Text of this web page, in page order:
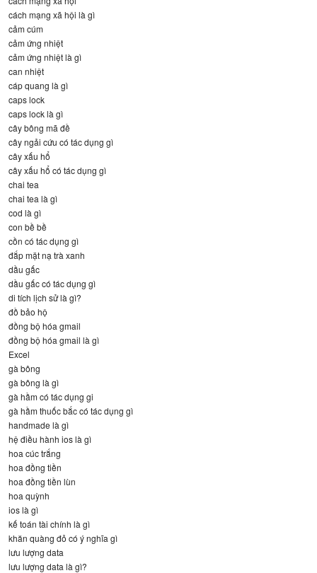
cách mạng xã hội là gì
cảm cúm
cảm ứng nhiệt
cảm ứng nhiệt là gì
can nhiệt
cáp quang là gì
caps lock
caps lock là gì
cây bông mã đề
cây ngải cứu có tác dụng gì
cây xấu hổ
cây xấu hổ có tác dụng gì
chai tea
chai tea là gì
cod là gì
con bề bề
cồn có tác dụng gì
đắp mặt nạ trà xanh
dầu gấc
dầu gấc có tác dụng gì
di tích lịch sử là gì?
đồ bảo hộ
đồng bộ hóa gmail
đồng bộ hóa gmail là gì
Excel
gà bông
gà bông là gì
gà hầm có tác dụng gi
gà hầm thuốc bắc có tác dụng gì
handmade là gì
hệ điều hành ios là gì
hoa cúc trắng
hoa đồng tiền
hoa đồng tiền lùn
hoa quỳnh
ios là gì
kế toán tài chính là gì
khăn quàng đỏ có ý nghĩa gì
lưu lượng data
lưu lượng data là gì?